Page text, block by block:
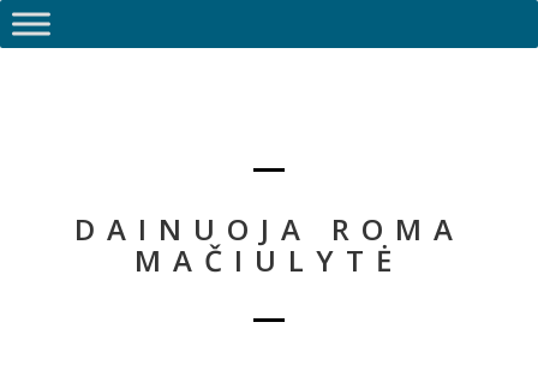
DAINUOJA ROMA
MAČIULYTĖ